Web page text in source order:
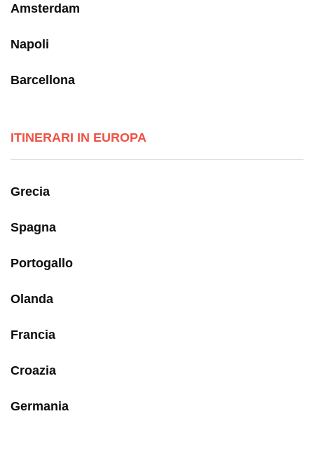
Amsterdam
Napoli
Barcellona
ITINERARI IN EUROPA
Grecia
Spagna
Portogallo
Olanda
Francia
Croazia
Germania